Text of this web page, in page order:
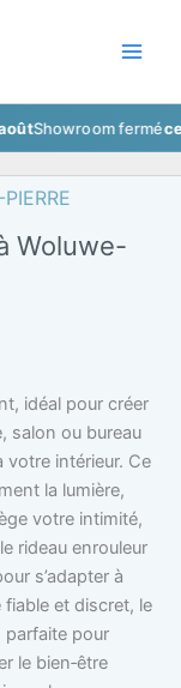
ferméce samedi
Woluwe-
idéal pour créer
salon ou bureau
intérieur. Ce
la lumière,
votre intimité,
rideau enrouleur
s’adapter à
et discret, le
parfaite pour
le bien‑être